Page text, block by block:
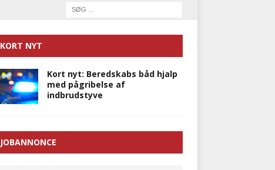
KORT NYT
Kort nyt: Beredskabs båd hjalp
med pågribelse af
indbrudstyve
JOBANNONCE